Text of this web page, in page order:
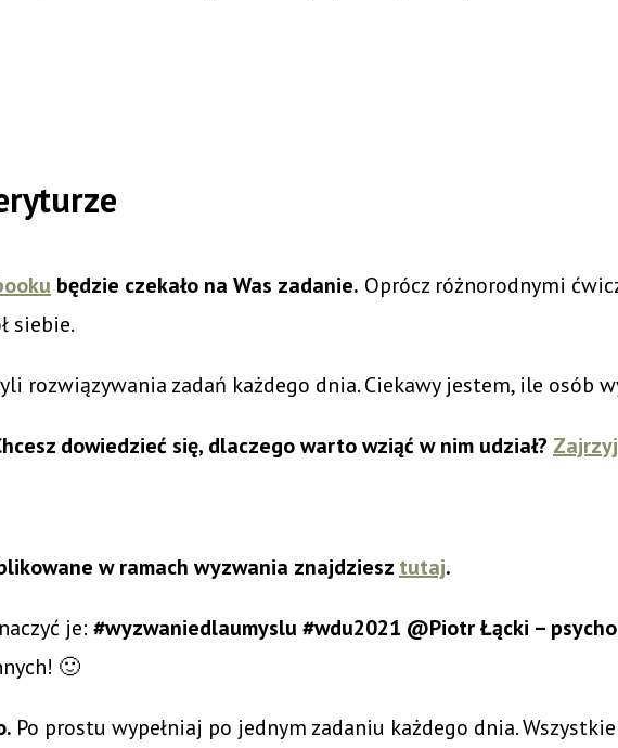
będzie czekało na Was zadanie. Oprócz różnorodnymi
siebie.
rozwiązywania zadań każdego dnia. Ciekawy jestem, ile osób
dowiedzieć się, dlaczego warto wziąć w nim udział?
w ramach wyzwania znajdziesz tutaj.
je: #wyzwaniedlaumyslu #wdu2021 @Piotr Łącki –
🙂
Po prostu wypełniaj po jednym zadaniu każdego dnia.